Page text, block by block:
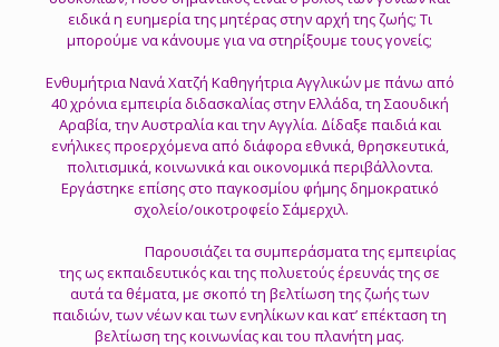
ειδικά η ευημερία της μητέρας στην αρχή της ζωής; Τι
μπορούμε να κάνουμε για να στηρίξουμε τους γονείς;
Ενθυμήτρια Νανά Χατζή Καθηγήτρια Αγγλικών με πάνω από
40 χρόνια εμπειρία διδασκαλίας στην Ελλάδα, τη Σαουδική
Αραβία, την Αυστραλία και την Αγγλία. Δίδαξε παιδιά και
ενήλικες προερχόμενα από διάφορα εθνικά, θρησκευτικά,
πολιτισμικά, κοινωνικά και οικονομικά περιβάλλοντα.
Εργάστηκε επίσης στο παγκοσμίου φήμης δημοκρατικό
σχολείο/οικοτροφείο Σάμερχιλ.
Παρουσιάζει τα συμπεράσματα της εμπειρίας
της ως εκπαιδευτικός και της πολυετούς έρευνάς της σε
αυτά τα θέματα, με σκοπό τη βελτίωση της ζωής των
παιδιών, των νέων και των ενηλίκων και κατ’ επέκταση τη
βελτίωση της κοινωνίας και του πλανήτη μας.